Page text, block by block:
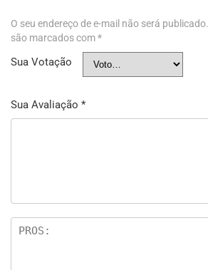
O seu endereço de e-mail não será publicado.
são marcados com*
Sua Votação
Sua Avaliação *